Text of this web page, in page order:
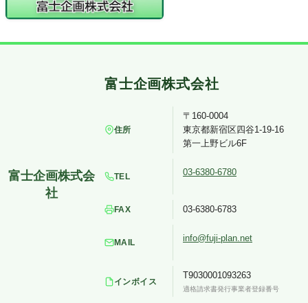
住所
〒160-0004
東京都新宿区四谷1-19-16
第一上野ビル6F
TEL 03-6380-6780
FAX 03-6380-6783
MAIL info@fuji-plan.net
インボイス
T9030001093263
適格請求書発行事業者登録番号